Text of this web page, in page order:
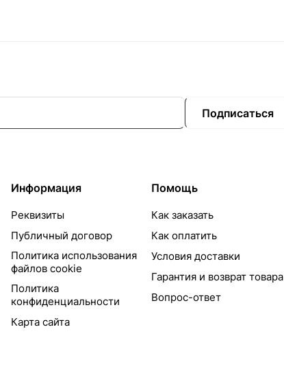
Подписаться
Информация
Реквизиты
Публичный договор
Политика использования
файлов cookie
Политика
конфиденциальности
Карта сайта
Помощь
Как заказать
Как оплатить
Условия доставки
Гарантия и возврат товара
Вопрос-ответ